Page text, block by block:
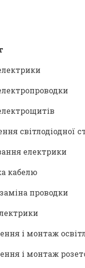
світлодіодної
електрики
кабелю
проводки
і монтаж
і монтаж